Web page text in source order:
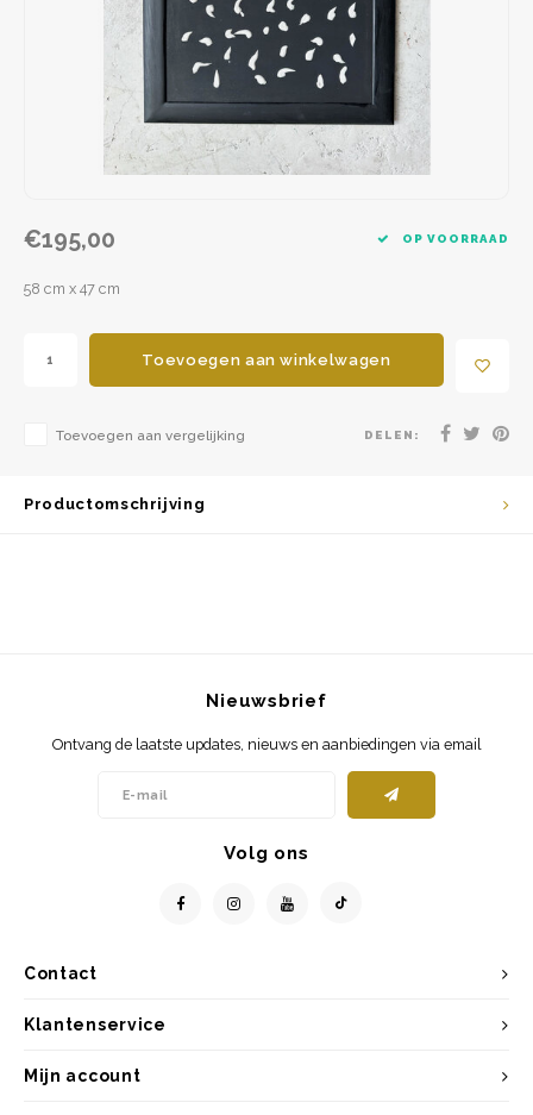
€195,00 OP VOORRAAD
58 cm x 47 cm
Toevoegen aan winkelwagen
Toevoegen aan vergelijking DELEN:
Productomschrijving
Contact
Nieuwsbrief
Ontvang de laatste updates, nieuws en aanbiedingen via email
Volg ons
Klantenservice
Mijn account